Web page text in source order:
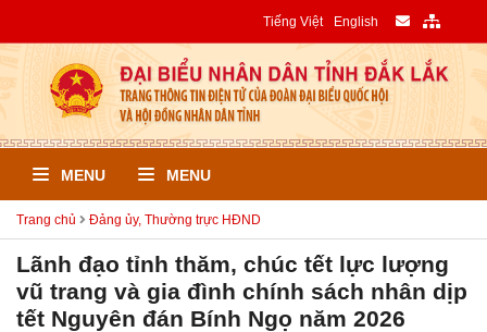
Tiếng Việt English
MENU MENU
Trang chủ Đảng ủy, Thường trực HĐND
Lãnh đạo tỉnh thăm, chúc tết lực lượng
vũ trang và gia đình chính sách nhân dịp
tết Nguyên đán Bính Ngọ năm 2026